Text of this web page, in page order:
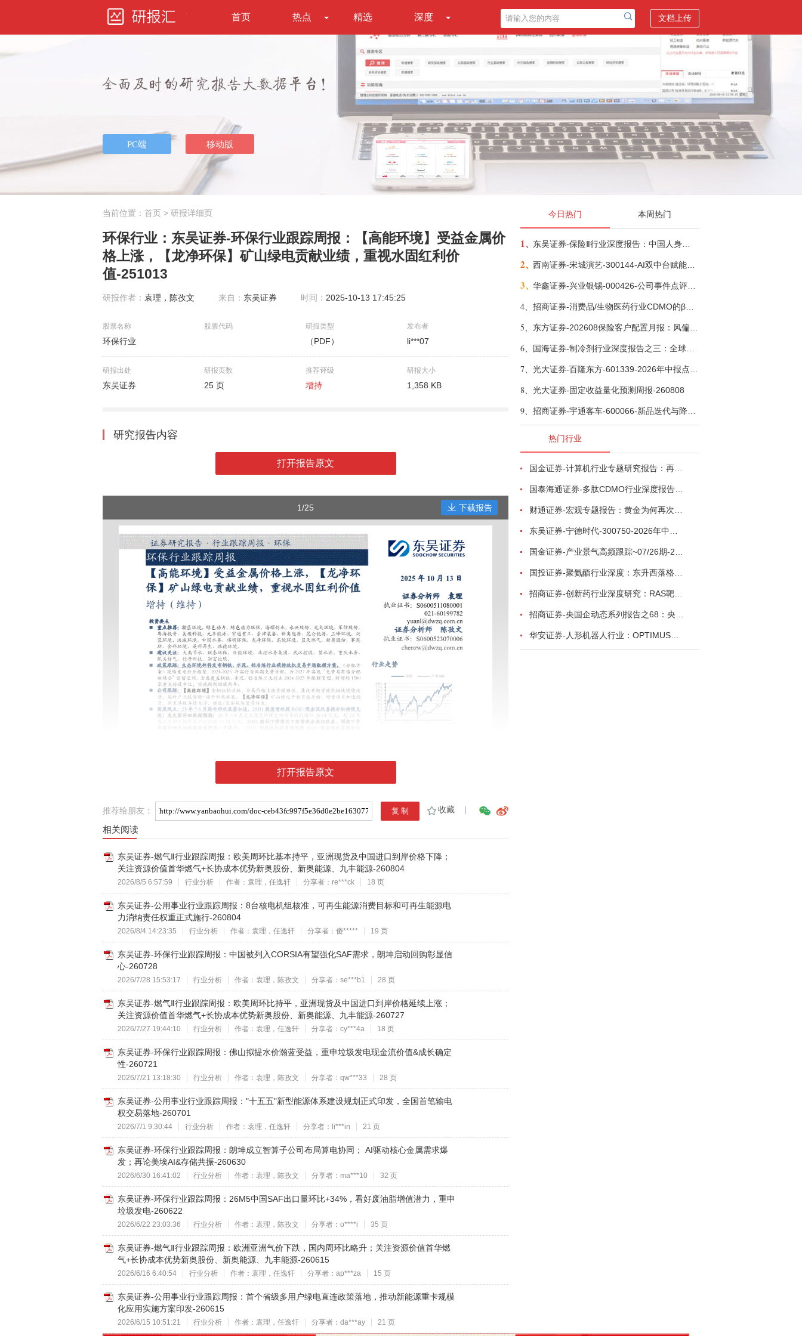
首页 热点 精选 深度 文档上传
当前位置： 首页 > 研报详细页
环保行业：东吴证券-环保行业跟踪周报：【高能环境】受益金属价
格上涨，【龙净环保】矿山绿电贡献业绩，重视水固红利价
值-251013
研报作者： 袁理，陈孜文 来自： 东吴证券 时间： 2025-10-13 17:45:25
股票名称
环保行业
股票代码 研报类型
（PDF）
发布者
li***07
研报出处
东吴证券
研报页数
25 页
推荐评级
增持
研报大小
1,358 KB
研究报告内容
打开报告原文
1/25 下载报告
打开报告原文
推荐给朋友： 收藏 |
相关阅读
东吴证券-燃气Ⅱ行业跟踪周报：欧美周环比基本持平，亚洲现货及中国进口到岸价格下降；
关注资源价值首华燃气+长协成本优势新奥股份、新奥能源、九丰能源-260804
2026/8/5 6:57:59 行业分析 作者：袁理，任逸轩 分享者：re***ck 18 页
东吴证券-公用事业行业跟踪周报：8台核电机组核准，可再生能源消费目标和可再生能源电
力消纳责任权重正式施行-260804
2026/8/4 14:23:35 行业分析 作者：袁理，任逸轩 分享者：傻***** 19 页
东吴证券-环保行业跟踪周报：中国被列入CORSIA有望强化SAF需求，朗坤启动回购彰显信
心-260728
2026/7/28 15:53:17 行业分析 作者：袁理，陈孜文 分享者：se***b1 28 页
东吴证券-燃气Ⅱ行业跟踪周报：欧美周环比持平，亚洲现货及中国进口到岸价格延续上涨；
关注资源价值首华燃气+长协成本优势新奥股份、新奥能源、九丰能源-260727
2026/7/27 19:44:10 行业分析 作者：袁理，任逸轩 分享者：cy***4a 18 页
东吴证券-环保行业跟踪周报：佛山拟提水价瀚蓝受益，重申垃圾发电现金流价值&成长确定
性-260721
2026/7/21 13:18:30 行业分析 作者：袁理，陈孜文 分享者：qw***33 28 页
东吴证券-公用事业行业跟踪周报："十五五"新型能源体系建设规划正式印发，全国首笔输电
权交易落地-260701
2026/7/1 9:30:44 行业分析 作者：袁理，任逸轩 分享者：li***in 21 页
东吴证券-环保行业跟踪周报：朗坤成立智算子公司布局算电协同； AI驱动核心金属需求爆
发；再论美埃AI&存储共振-260630
2026/6/30 16:41:02 行业分析 作者：袁理，陈孜文 分享者：ma***10 32 页
东吴证券-环保行业跟踪周报：26M5中国SAF出口量环比+34%，看好废油脂增值潜力，重申
垃圾发电-260622
2026/6/22 23:03:36 行业分析 作者：袁理，陈孜文 分享者：o****i 35 页
东吴证券-燃气Ⅱ行业跟踪周报：欧洲亚洲气价下跌，国内周环比略升；关注资源价值首华燃
气+长协成本优势新奥股份、新奥能源、九丰能源-260615
2026/6/16 6:40:54 行业分析 作者：袁理，任逸轩 分享者：ap***za 15 页
东吴证券-公用事业行业跟踪周报：首个省级多用户绿电直连政策落地，推动新能源重卡规模
化应用实施方案印发-260615
2026/6/15 10:51:21 行业分析 作者：袁理，任逸轩 分享者：da***ay 21 页
今日热门 本周热门
1、
2、
3、
4、
5、
6、
7、
8、 光大证券-固定收益量化预测周报-260808
9、
热门行业